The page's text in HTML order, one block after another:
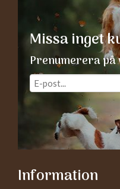
Missa inget
Prenumerera
Information